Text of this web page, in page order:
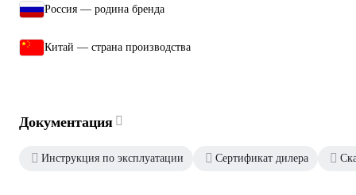
Россия — родина бренда
Китай — страна производства
Документация
Инструкция по эксплуатации Сертификат дилера